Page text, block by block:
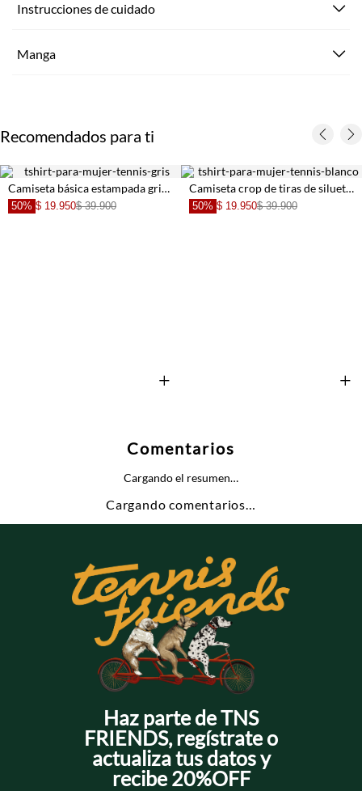
Instrucciones de cuidado
Manga
Recomendados para ti
+
Camiseta básica estampada gris de ajuste relajado para mujer
50% $ 19.950$ 39.900
+
Camiseta crop de tiras de silueta amplia para mujer
50% $ 19.950$ 39.900
Comentarios
Cargando el resumen…
Cargando comentarios…
Haz parte de TNS
FRIENDS, regístrate o
actualiza tus datos y
recibe 20%OFF